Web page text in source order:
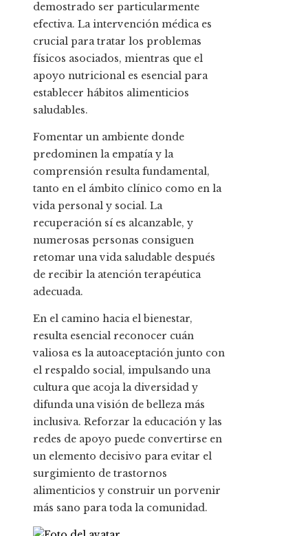
demostrado ser particularmente
efectiva. La intervención médica es
crucial para tratar los problemas
físicos asociados, mientras que el
apoyo nutricional es esencial para
establecer hábitos alimenticios
saludables.
Fomentar un ambiente donde
predominen la empatía y la
comprensión resulta fundamental,
tanto en el ámbito clínico como en la
vida personal y social. La
recuperación sí es alcanzable, y
numerosas personas consiguen
retomar una vida saludable después
de recibir la atención terapéutica
adecuada.
En el camino hacia el bienestar,
resulta esencial reconocer cuán
valiosa es la autoaceptación junto con
el respaldo social, impulsando una
cultura que acoja la diversidad y
difunda una visión de belleza más
inclusiva. Reforzar la educación y las
redes de apoyo puede convertirse en
un elemento decisivo para evitar el
surgimiento de trastornos
alimenticios y construir un porvenir
más sano para toda la comunidad.